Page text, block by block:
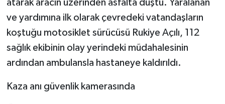
atarak aracın üzerinden asfalta düştü. Yaralanan
ve yardımına ilk olarak çevredeki vatandaşların
koştuğu motosiklet sürücüsü Rukiye Açılı, 112
sağlık ekibinin olay yerindeki müdahalesinin
ardından ambulansla hastaneye kaldırıldı.
Kaza anı güvenlik kamerasında